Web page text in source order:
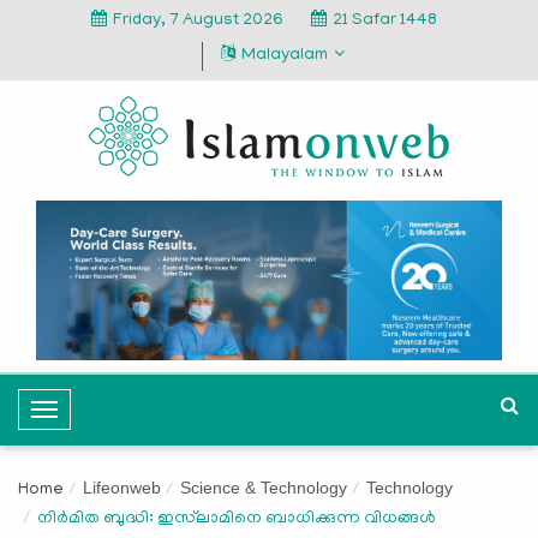
Friday, 7 August 2026
21 Safar 1448
Malayalam
T
o
g
l
Home Lifeonweb Science & Technology Technology
നിര്‍മിത ബുദ്ധി: ഇസ്‍ലാമിനെ ബാധിക്കുന്ന വിധങ്ങള്‍